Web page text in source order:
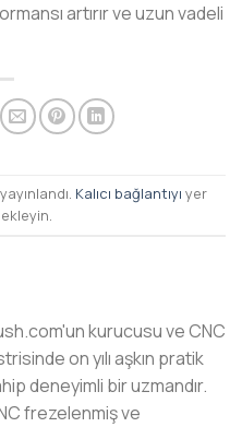
artırır ve uzun vadeli
Kalıcı bağlantıyı yer
kurucusu ve CNC
on yılı aşkın pratik
deneyimli bir uzmandır.
frezelenmiş ve